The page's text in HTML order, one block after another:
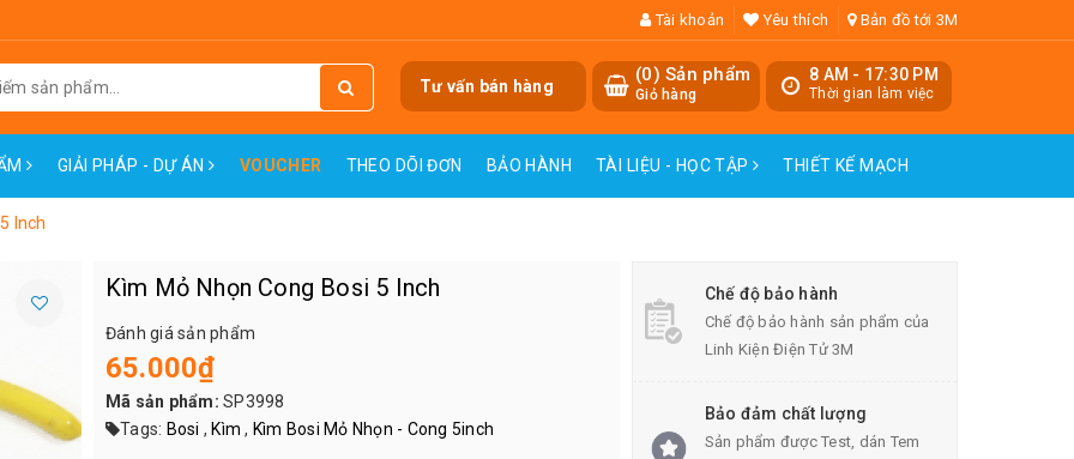
Tài khoản Yêu thích Bản đồ tới 3M
8 AM - 17:30 PM
Thời gian làm việc
(0) Sản phẩm
Giỏ hàng
Tư vấn bán hàng
GIẢI PHÁP - DỰ ÁN VOUCHER THEO DÕI ĐƠN BẢO HÀNH TÀI LIỆU - HỌC TẬP THIẾT KẾ MẠCH
Inch
Kìm Mỏ Nhọn Cong Bosi 5 Inch
Đánh giá sản phẩm
65.000₫
Mã sản phẩm: SP3998
Tags: Bosi , Kìm , Kìm Bosi Mỏ Nhọn - Cong 5inch
Chế độ bảo hành
Chế độ bảo hành sản phẩm của
Linh Kiện Điện Tử 3M
Bảo đảm chất lượng
Sản phẩm được Test, dán Tem